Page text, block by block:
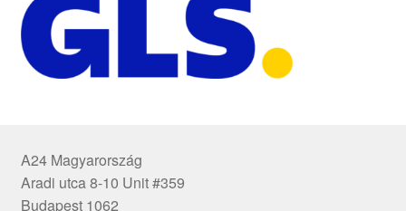
A24 Magyarország
Aradi utca 8-10 Unit #359
Budapest 1062